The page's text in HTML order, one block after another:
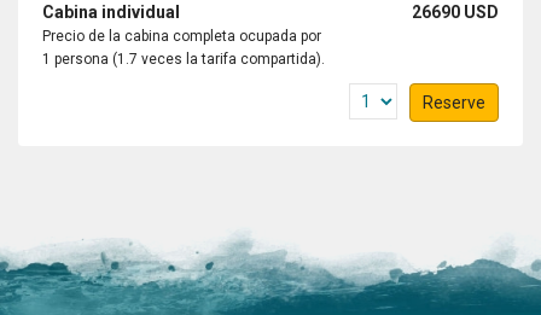
Cabina individual 26690 USD
Precio de la cabina completa ocupada por
1 persona (1.7 veces la tarifa compartida).
Reserve